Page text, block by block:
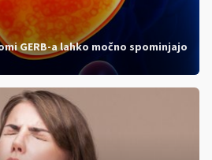
GERB-a lahko močno spominjajo